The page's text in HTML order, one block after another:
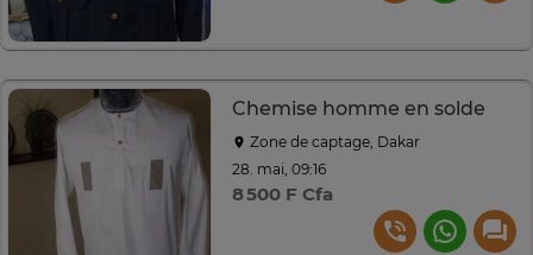
Chemise homme en solde
Zone de captage, Dakar
28. mai, 09:16
8 500 F Cfa